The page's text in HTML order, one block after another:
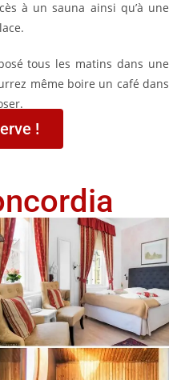
à un sauna ainsi qu’à une
tous les matins dans une
même boire un café dans
!